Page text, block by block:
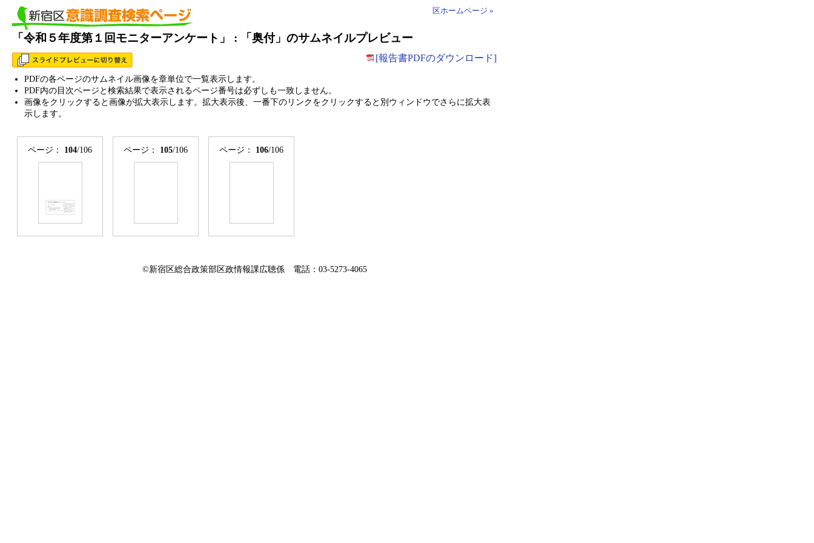
区ホームページ »
「令和５年度第１回モニターアンケート」 : 「奥付」のサムネイルプレビュー
[報告書PDFのダウンロード]
PDFの各ページのサムネイル画像を章単位で一覧表示します。
PDF内の目次ページと検索結果で表示されるページ番号は必ずしも一致しません。
画像をクリックすると画像が拡大表示します。拡大表示後、一番下のリンクをクリックすると別ウィンドウでさらに拡大表
示します。
ページ： 104/106 ページ： 105/106 ページ： 106/106
©新宿区総合政策部区政情報課広聴係 電話：03-5273-4065